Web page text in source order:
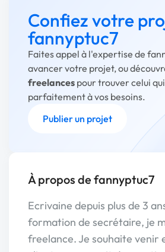
Confiez votre
fannyptuc7
Faites appel à l'expertise de
avancer votre projet, ou
freelances pour trouver celui
parfaitement à vos besoins.
Publier un projet
À propos de fannyptuc7
Ecrivaine depuis plus de 3
formation de secrétaire, je
freelance. Je souhaite venir